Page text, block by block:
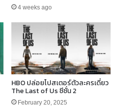
4 weeks ago
HBO ปล่อยโปสเตอร์ตัวละครเดี่ยว
The Last of Us ซีซั่น 2
February 20, 2025